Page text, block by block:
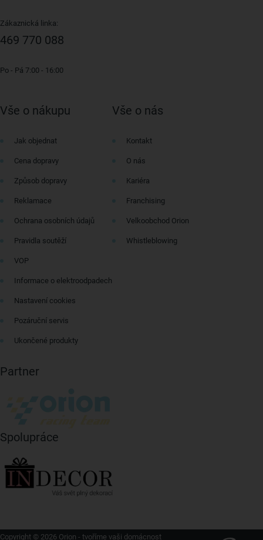
Zákaznická linka:
469 770 088
Po - Pá 7:00 - 16:00
Vše o nákupu
Jak objednat
Cena dopravy
Způsob dopravy
Reklamace
Ochrana osobních údajů
Pravidla soutěží
VOP
Informace o elektroodpadech
Nastavení cookies
Pozáruční servis
Ukončené produkty
Vše o nás
Kontakt
O nás
Kariéra
Franchising
Velkoobchod Orion
Whistleblowing
Partner
Spolupráce
Copyright © 2026 Orion - tvoříme vaši domácnost